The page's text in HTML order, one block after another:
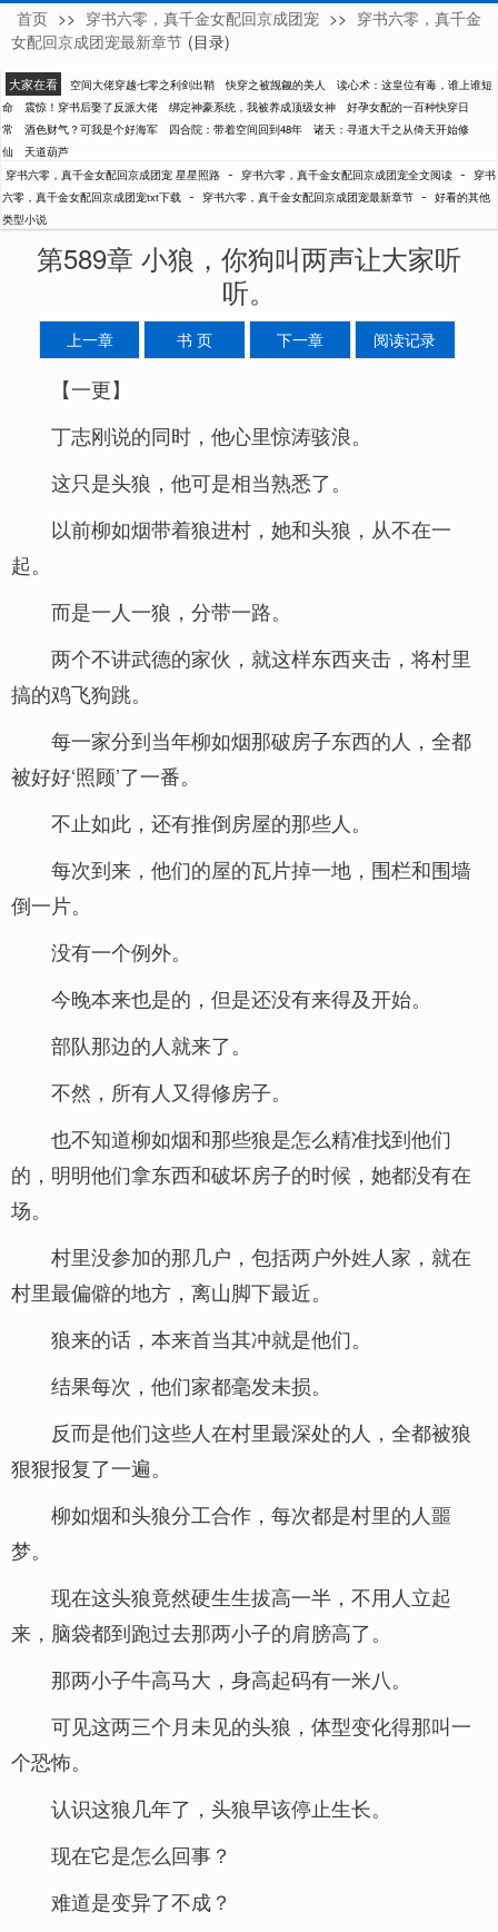
星星照路
首页 >> 穿书六零，真千金女配回京成团宠 >> 穿书六零，真千金
女配回京成团宠最新章节 (目录)
大家在看 空间大佬穿越七零之利剑出鞘 快穿之被觊觎的美人
读心术：这皇位有毒，谁上谁短
命
震惊！穿书后娶了反派大佬 绑定神豪系统，我被养成顶级女神
好孕女配的一百种快穿日
常
酒色财气？可我是个好海军 四合院：带着空间回到48年
诸天：寻道大千之从倚天开始修
仙
天道葫芦
穿书六零，真千金女配回京成团宠 星星照路 - 穿书六零，真千金女配回京成团宠全文阅读 -
穿书
六零，真千金女配回京成团宠txt下载 - 穿书六零，真千金女配回京成团宠最新章节 - 好看的其他
类型小说
第589章 小狼，你狗叫两声让大家听
听。
上一章 书 页 下一章 阅读记录
【一更】
丁志刚说的同时，他心里惊涛骇浪。
这只是头狼，他可是相当熟悉了。
以前柳如烟带着狼进村，她和头狼，从不在一
起。
而是一人一狼，分带一路。
两个不讲武德的家伙，就这样东西夹击，将村里
搞的鸡飞狗跳。
每一家分到当年柳如烟那破房子东西的人，全都
被好好‘照顾’了一番。
不止如此，还有推倒房屋的那些人。
每次到来，他们的屋的瓦片掉一地，围栏和围墙
倒一片。
没有一个例外。
今晚本来也是的，但是还没有来得及开始。
部队那边的人就来了。
不然，所有人又得修房子。
也不知道柳如烟和那些狼是怎么精准找到他们
的，明明他们拿东西和破坏房子的时候，她都没有在
场。
村里没参加的那几户，包括两户外姓人家，就在
村里最偏僻的地方，离山脚下最近。
狼来的话，本来首当其冲就是他们。
结果每次，他们家都毫发未损。
反而是他们这些人在村里最深处的人，全都被狼
狠狠报复了一遍。
柳如烟和头狼分工合作，每次都是村里的人噩
梦。
现在这头狼竟然硬生生拔高一半，不用人立起
来，脑袋都到跑过去那两小子的肩膀高了。
那两小子牛高马大，身高起码有一米八。
可见这两三个月未见的头狼，体型变化得那叫一
个恐怖。
认识这狼几年了，头狼早该停止生长。
现在它是怎么回事？
难道是变异了不成？